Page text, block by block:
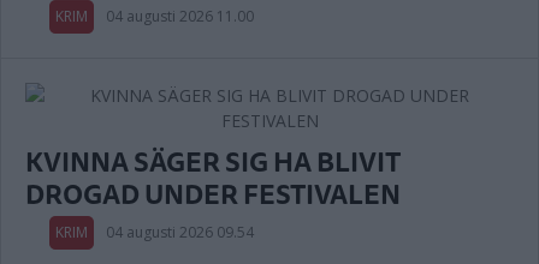
KRIM 04 augusti 2026 11.00
KVINNA SÄGER SIG HA BLIVIT
DROGAD UNDER FESTIVALEN
KRIM 04 augusti 2026 09.54